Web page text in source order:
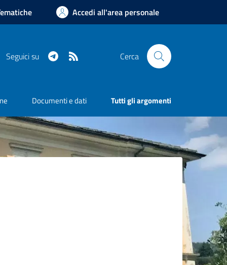
Accedi all'area personale
Seguici su Telegram Cerca
Documenti e dati Tutti gli argomenti